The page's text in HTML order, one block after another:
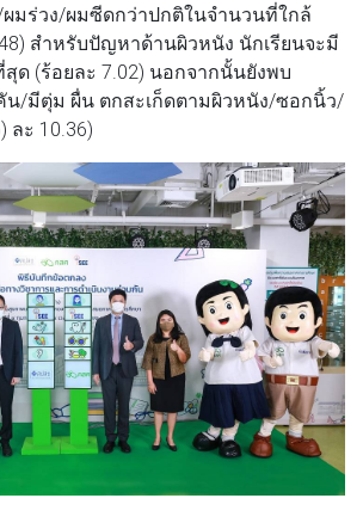
ผมร่วง/ผมซีดกว่าปกติในจำนวนที่ใกล้
สำหรับปัญหาด้านผิวหนัง นักเรียนจะมี
ด (ร้อยละ 7.02) นอกจากนั้นยังพบ
น/มีตุ่ม ผื่น ตกสะเก็ดตามผิวหนัง/ซอกนิ้ว/
ละ 10.36)